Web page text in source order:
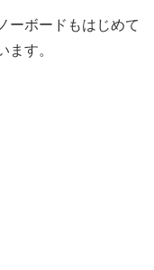
ーボードもはじめて
ます。